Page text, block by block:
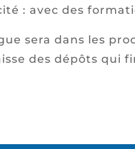
: avec des
sera dans les
des dépôts qui